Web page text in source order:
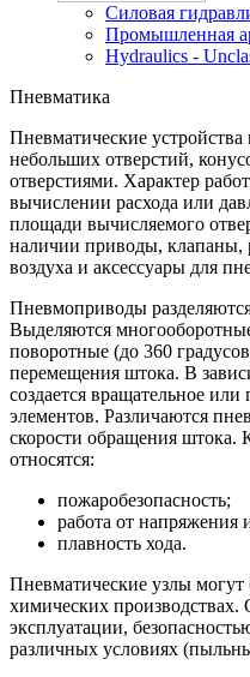
Силовая
Промышленная
Hydraulics -
Пневматика
Пневматические устройства
небольших отверстий,
отверстиями. Характер
вычислении расхода или
площади вычисляемого
наличии приводы, клапаны,
воздуха и аксессуары для
Пневмоприводы
Выделяются
поворотные (до 360
перемещения штока. В
создается вращательное
элементов. Различаются
скорости обращения штока.
относятся:
пожаробезопасность;
работа от напряжения
плавность хода.
Пневматические узлы
химических
эксплуатации,
различных условиях